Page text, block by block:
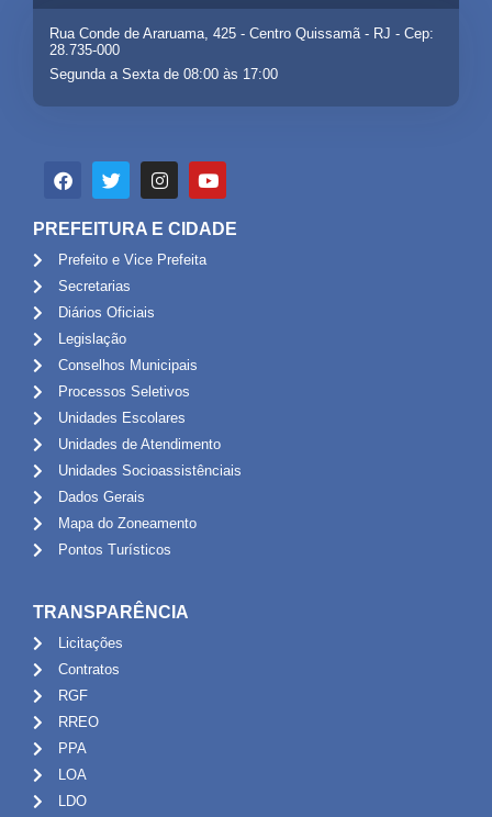
Rua Conde de Araruama, 425 - Centro Quissamã - RJ - Cep:
28.735-000
Segunda a Sexta de 08:00 às 17:00
PREFEITURA E CIDADE
Prefeito e Vice Prefeita
Secretarias
Diários Oficiais
Legislação
Conselhos Municipais
Processos Seletivos
Unidades Escolares
Unidades de Atendimento
Unidades Socioassistênciais
Dados Gerais
Mapa do Zoneamento
Pontos Turísticos
TRANSPARÊNCIA
Licitações
Contratos
RGF
RREO
PPA
LOA
LDO